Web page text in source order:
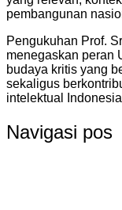
pembangunan
Pengukuhan Prof.
menegaskan peran
budaya kritis yang
sekaligus
intelektual
Navigasi pos